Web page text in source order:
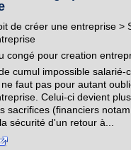
de créer une entreprise >
congé pour creation
cumul impossible salarié-
faut pas pour autant
Celui-ci devient
sacrifices (financiers
sécurité d'un retour à...